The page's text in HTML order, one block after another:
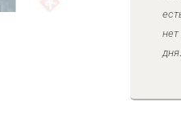
дня.